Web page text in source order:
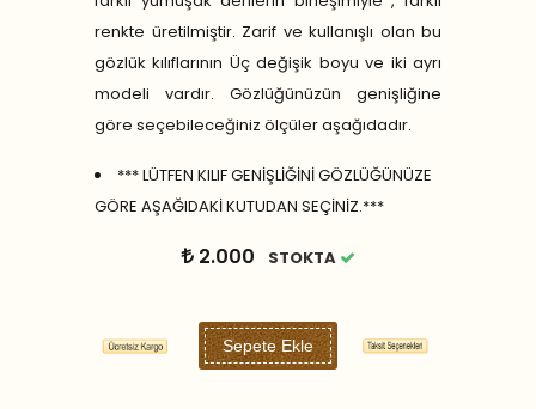
renkte üretilmiştir. Zarif ve kullanışlı olan bu
gözlük kılıflarının Üç değişik boyu ve iki ayrı
modeli vardır. Gözlüğünüzün genişliğine
göre seçebileceğiniz ölçüler aşağıdadır.
*** LÜTFEN KILIF GENİŞLİĞİNİ GÖZLÜĞÜNÜZE
GÖRE AŞAĞIDAKİ KUTUDAN SEÇİNİZ.***
2.000 STOKTA
Sepete Ekle